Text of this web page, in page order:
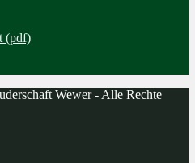
(pdf)
Wewer - Alle Rechte